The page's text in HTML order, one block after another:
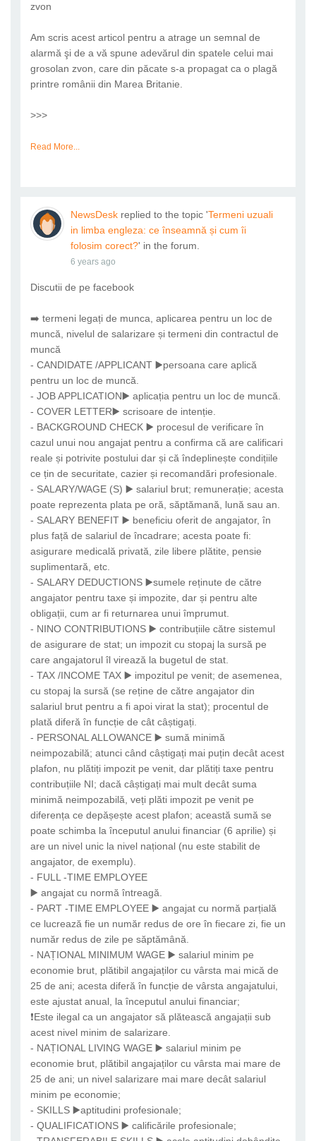
zvon
Am scris acest articol pentru a atrage un semnal de
alarmă şi de a vă spune adevărul din spatele celui mai
grosolan zvon, care din păcate s-a propagat ca o plagă
printre românii din Marea Britanie.
>>>
Read More...
NewsDeskreplied to the topic 'Termeni uzuali
in limba engleza: ce înseamnă și cum îi
folosim corect?' in the forum.
6 years ago
Discutii de pe facebook
➡️ termeni legați de munca, aplicarea pentru un loc de
muncă, nivelul de salarizare și termeni din contractul de
muncă
- CANDIDATE /APPLICANT ▶️persoana care aplică
pentru un loc de muncă.
- JOB APPLICATION▶️ aplicația pentru un loc de muncă.
- COVER LETTER▶️ scrisoare de intenție.
- BACKGROUND CHECK ▶️ procesul de verificare în
cazul unui nou angajat pentru a confirma că are calificari
reale și potrivite postului dar și că îndeplinește condițiile
ce țin de securitate, cazier și recomandări profesionale.
- SALARY/WAGE (S) ▶️ salariul brut; remunerație; acesta
poate reprezenta plata pe oră, săptămană, lună sau an.
- SALARY BENEFIT ▶️ beneficiu oferit de angajator, în
plus față de salariul de încadrare; acesta poate fi:
asigurare medicală privată, zile libere plătite, pensie
suplimentară, etc.
- SALARY DEDUCTIONS ▶️sumele reținute de către
angajator pentru taxe și impozite, dar și pentru alte
obligații, cum ar fi returnarea unui împrumut.
- NINO CONTRIBUTIONS ▶️ contribuțiile către sistemul
de asigurare de stat; un impozit cu stopaj la sursă pe
care angajatorul îl virează la bugetul de stat.
- TAX /INCOME TAX ▶️ impozitul pe venit; de asemenea,
cu stopaj la sursă (se reține de către angajator din
salariul brut pentru a fi apoi virat la stat); procentul de
plată diferă în funcție de cât câștigați.
- PERSONAL ALLOWANCE ▶️ sumă minimă
neimpozabilă; atunci când câștigați mai puțin decât acest
plafon, nu plătiți impozit pe venit, dar plătiți taxe pentru
contribuțiile NI; dacă câștigați mai mult decât suma
minimă neimpozabilă, veți plăti impozit pe venit pe
diferența ce depășește acest plafon; această sumă se
poate schimba la începutul anului financiar (6 aprilie) și
are un nivel unic la nivel național (nu este stabilit de
angajator, de exemplu).
- FULL -TIME EMPLOYEE
▶️ angajat cu normă întreagă.
- PART -TIME EMPLOYEE ▶️ angajat cu normă parțială
ce lucrează fie un număr redus de ore în fiecare zi, fie un
număr redus de zile pe săptămână.
- NAȚIONAL MINIMUM WAGE ▶️ salariul minim pe
economie brut, plătibil angajaților cu vârsta mai mică de
25 de ani; acesta diferă în funcție de vârsta angajatului,
este ajustat anual, la începutul anului financiar;
❗Este ilegal ca un angajator să plătească angajații sub
acest nivel minim de salarizare.
- NAȚIONAL LIVING WAGE ▶️ salariul minim pe
economie brut, plătibil angajaților cu vârsta mai mare de
25 de ani; un nivel salarizare mai mare decât salariul
minim pe economie;
- SKILLS ▶️aptitudini profesionale;
- QUALIFICATIONS ▶️ calificările profesionale;